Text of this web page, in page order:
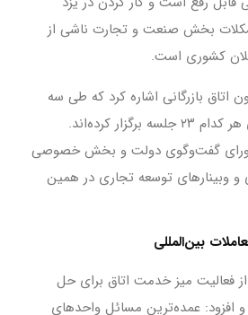
بخش صنعت و تجارت ناشی از
کشوری است.
۹ کمیسیون اتاق بازرگانی اشاره کرد که طی سه
ماهه نخست سال جاری هر کدام ۲۳ جلسه برگزار کرده‌اند.
گفت‌وگوی دولت و بخش خصوصی
وبینارهای توسعه تجاری در همین
بین‌المللی
از فعالیت میز خدمت اتاق برای حل
افزود: عمده‌ترین مسائل واحدهای